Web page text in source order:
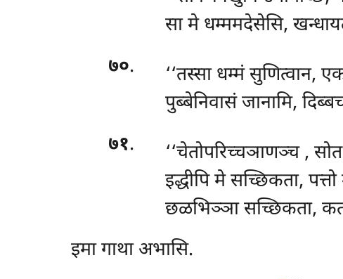
सा मे धम्ममदेसेसि,
७०.
‘‘तस्सा धम्मं सुणित्वान,
पुब्बेनिवासं जानामि,
७१. ‘‘चेतोपरिच्चञाणञ्च ,
इद्धीपि मे सच्छिकता,
छळभिञ्ञा सच्छिकता, कतं
इमा गाथा अभासि.